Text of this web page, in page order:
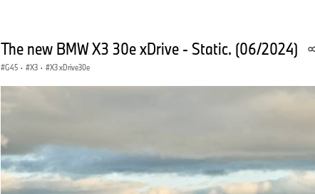
The new BMW X3 30e xDrive - Static. (06/2024)
G45 · X3 · X3 xDrive30e